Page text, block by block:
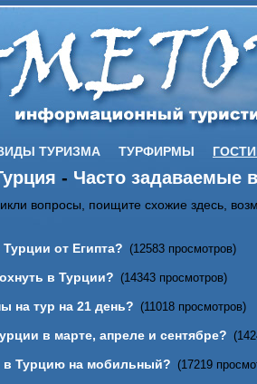
ТУРИЗМА ТУРФИРМЫ
- Часто задаваемые
вопросы, поищите схожие здесь,
от Египта? (12583 просмотров)
в Турции? (14343 просмотров)
на тур на 21 день? (11018 просмотров)
в марте, апреле и сентябре?
в Турцию на мобильный? (17219